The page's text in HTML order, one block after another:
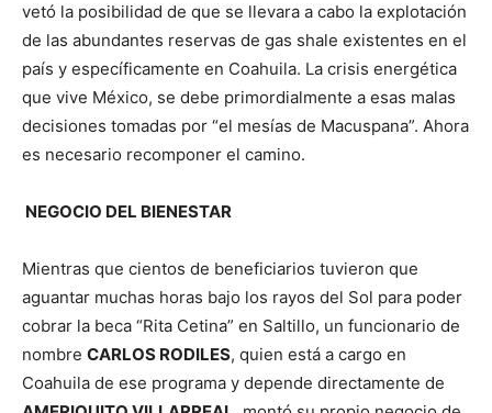
vetó la posibilidad de que se llevara a cabo la explotación
de las abundantes reservas de gas shale existentes en el
país y específicamente en Coahuila. La crisis energética
que vive México, se debe primordialmente a esas malas
decisiones tomadas por “el mesías de Macuspana”. Ahora
es necesario recomponer el camino.
NEGOCIO DEL BIENESTAR
Mientras que cientos de beneficiarios tuvieron que
aguantar muchas horas bajo los rayos del Sol para poder
cobrar la beca “Rita Cetina” en Saltillo, un funcionario de
nombre CARLOS RODILES, quien está a cargo en
Coahuila de ese programa y depende directamente de